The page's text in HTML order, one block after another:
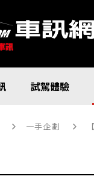
試駕體驗
一手企劃